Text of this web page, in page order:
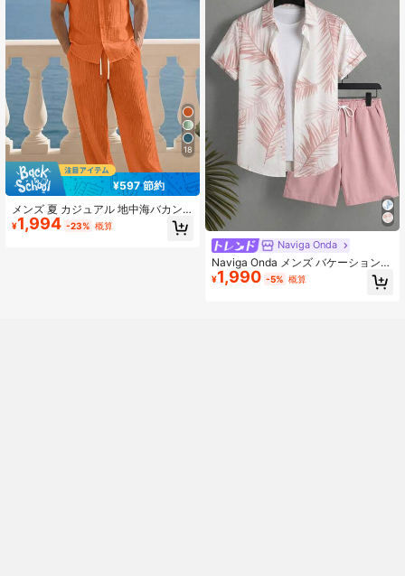
18
¥597 節約
メンズ 夏 カジュアル 地中海バカン
ススタイル ミニマル 大人 無地 半袖
シャツ＆ドローストリングウエスト
¥1,994 -23% 概算
Naviga Onda
Naviga Onda メンズ バケーションカ
ジュアル 植物柄シャツ&ショーツセ
ット、ホリデー
¥1,990 -5% 概算